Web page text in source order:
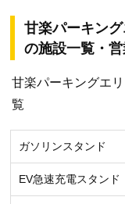
甘楽パーキング
の施設一覧・営
甘楽パーキングエ
覧
ガソリンスタンド
EV急速充電スタンド